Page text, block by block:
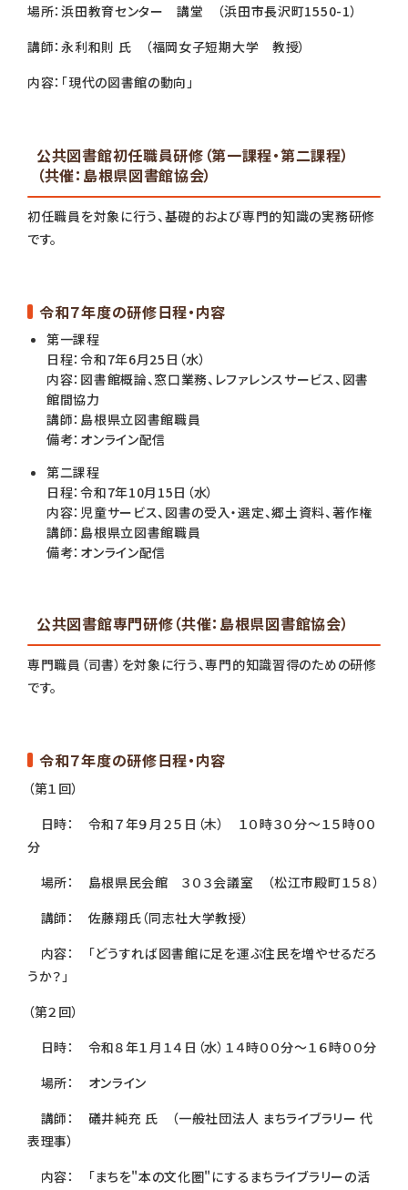
場所：浜田教育センター 講堂 （浜田市長沢町1550-1）
講師：永利和則 氏 （福岡女子短期大学 教授）
内容：「現代の図書館の動向」
公共図書館初任職員研修（第一課程・第二課程）
（共催：島根県図書館協会）
初任職員を対象に行う、基礎的および専門的知識の実務研修
です。
令和７年度の研修日程・内容
第一課程
日程：令和7年6月25日（水）
内容：図書館概論、窓口業務、レファレンスサービス、図書
館間協力
講師：島根県立図書館職員
備考：オンライン配信
第二課程
日程：令和7年10月15日（水）
内容：児童サービス、図書の受入・選定、郷土資料、著作権
講師：島根県立図書館職員
備考：オンライン配信
公共図書館専門研修（共催：島根県図書館協会）
専門職員（司書）を対象に行う、専門的知識習得のための研修
です。
令和７年度の研修日程・内容
（第１回）
日時： 令和７年９月２５日（木） １０時３０分～１５時００
分
場所： 島根県民会館 ３０３会議室 （松江市殿町１５８）
講師： 佐藤翔氏（同志社大学教授）
内容： 「どうすれば図書館に足を運ぶ住民を増やせるだろ
うか？」
（第２回）
日時： 令和８年１月１４日（水）１４時００分～１６時００分
場所： オンライン
講師： 礒井純充 氏 （一般社団法人 まちライブラリー 代
表理事）
内容： 「まちを"本の文化圏"にするまちライブラリーの活